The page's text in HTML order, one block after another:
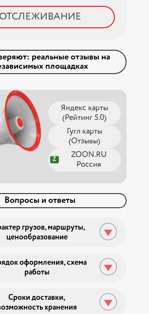
ОТСЛЕЖИВАНИЕ
реальные отзывы на
площадках
Яндекс карты
(Рейтинг 5.0)
Гугл карты
(Отзывы)
Z
ZOON.RU
Россия
Вопросы и ответы
грузов, маршруты,
ценообразование
оформления, схема
работы
Сроки доставки,
хранения
специалиста
удобный способ связи:
Написать
ЗАКАЗ НАШИХ
УСЛУГ
ОТДЕЛЬНЫЙ
АВТОМОБИЛЬ
Нижний Новгород Санкт
Нижний Новгород
Санкт
, вес5000кг.